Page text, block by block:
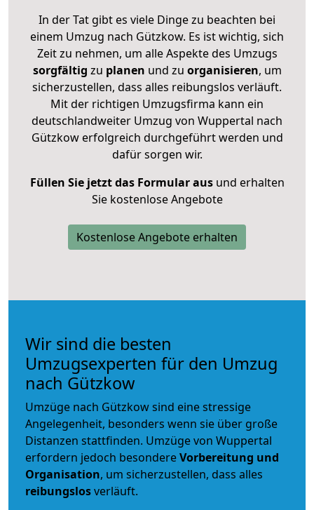
In der Tat gibt es viele Dinge zu beachten bei
einem Umzug nach Gützkow. Es ist wichtig, sich
Zeit zu nehmen, um alle Aspekte des Umzugs
sorgfältig zu planen und zu organisieren, um
sicherzustellen, dass alles reibungslos verläuft.
Mit der richtigen Umzugsfirma kann ein
deutschlandweiter Umzug von Wuppertal nach
Gützkow erfolgreich durchgeführt werden und
dafür sorgen wir.
Füllen Sie jetzt das Formular ausund erhalten
Sie kostenlose Angebote
Kostenlose Angebote erhalten
Wir sind die besten
Umzugsexperten für den Umzug
nach Gützkow
Umzüge nach Gützkow sind eine stressige
Angelegenheit, besonders wenn sie über große
Distanzen stattfinden. Umzüge von Wuppertal
erfordern jedoch besondereVorbereitung und
Organisation, um sicherzustellen, dass alles
reibungslosverläuft.